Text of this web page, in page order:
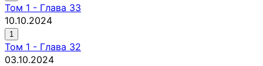
Том 1 - Глава 33
10.10.2024
1
Том 1 - Глава 32
03.10.2024